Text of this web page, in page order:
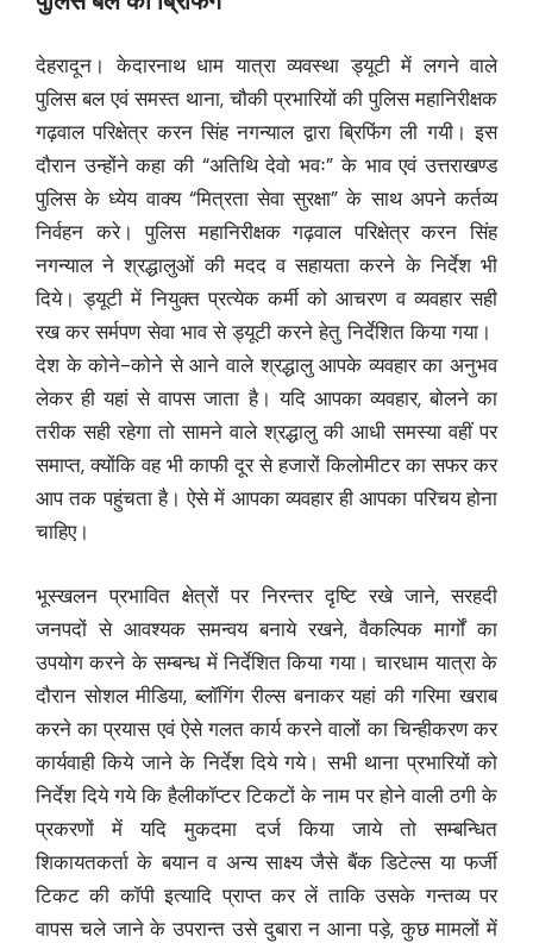
देहरादून। केदारनाथ धाम यात्रा व्यवस्था ड्यूटी में लगने वाले
पुलिस बल एवं समस्त थाना, चौकी प्रभारियों की पुलिस महानिरीक्षक
गढ़वाल परिक्षेत्र करन सिंह नगन्याल द्वारा ब्रिफिंग ली गयी। इस
दौरान उन्होंने कहा की “अतिथि देवो भवः” के भाव एवं उत्तराखण्ड
पुलिस के ध्येय वाक्य “मित्रता सेवा सुरक्षा” के साथ अपने कर्तव्य
निर्वहन करे। पुलिस महानिरीक्षक गढ़वाल परिक्षेत्र करन सिंह
नगन्याल ने श्रद्धालुओं की मदद व सहायता करने के निर्देश भी
दिये। ड्यूटी में नियुक्त प्रत्येक कर्मी को आचरण व व्यवहार सही
रख कर सर्मपण सेवा भाव से ड्यूटी करने हेतु निर्देशित किया गया।
देश के कोने-कोने से आने वाले श्रद्धालु आपके व्यवहार का अनुभव
लेकर ही यहां से वापस जाता है। यदि आपका व्यवहार, बोलने का
तरीक सही रहेगा तो सामने वाले श्रद्धालु की आधी समस्या वहीं पर
समाप्त, क्योंकि वह भी काफी दूर से हजारों किलोमीटर का सफर कर
आप तक पहुंचता है। ऐसे में आपका व्यवहार ही आपका परिचय होना
चाहिए।
भूस्खलन प्रभावित क्षेत्रों पर निरन्तर दृष्टि रखे जाने, सरहदी
जनपदों से आवश्यक समन्वय बनाये रखने, वैकल्पिक मार्गों का
उपयोग करने के सम्बन्ध में निर्देशित किया गया। चारधाम यात्रा के
दौरान सोशल मीडिया, ब्लॉगिंग रील्स बनाकर यहां की गरिमा खराब
करने का प्रयास एवं ऐसे गलत कार्य करने वालों का चिन्हीकरण कर
कार्यवाही किये जाने के निर्देश दिये गये। सभी थाना प्रभारियों को
निर्देश दिये गये कि हैलीकॉप्टर टिकटों के नाम पर होने वाली ठगी के
प्रकरणों में यदि मुकदमा दर्ज किया जाये तो सम्बन्धित
शिकायतकर्ता के बयान व अन्य साक्ष्य जैसे बैंक डिटेल्स या फर्जी
टिकट की कॉपी इत्यादि प्राप्त कर लें ताकि उसके गन्तव्य पर
वापस चले जाने के उपरान्त उसे दुबारा न आना पड़े, कुछ मामलों में